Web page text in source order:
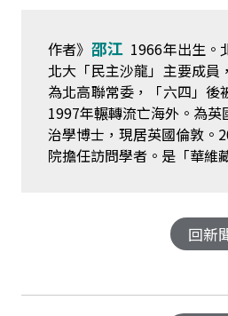
作者》 邵江1966年出生。
北大「民主沙龍」主要成員
為北高聯常委，「六四」後
1997年輾轉流亡海外。為
治學博士，現居英國倫敦。
院擔任訪問學者。是「華維
回新